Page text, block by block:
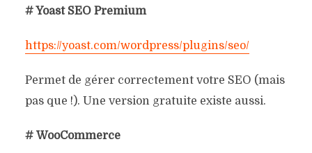
# Yoast SEO Premium
https://yoast.com/wordpress/plugins/seo/
Permet de gérer correctement votre SEO (mais
pas que !). Une version gratuite existe aussi.
# WooCommerce